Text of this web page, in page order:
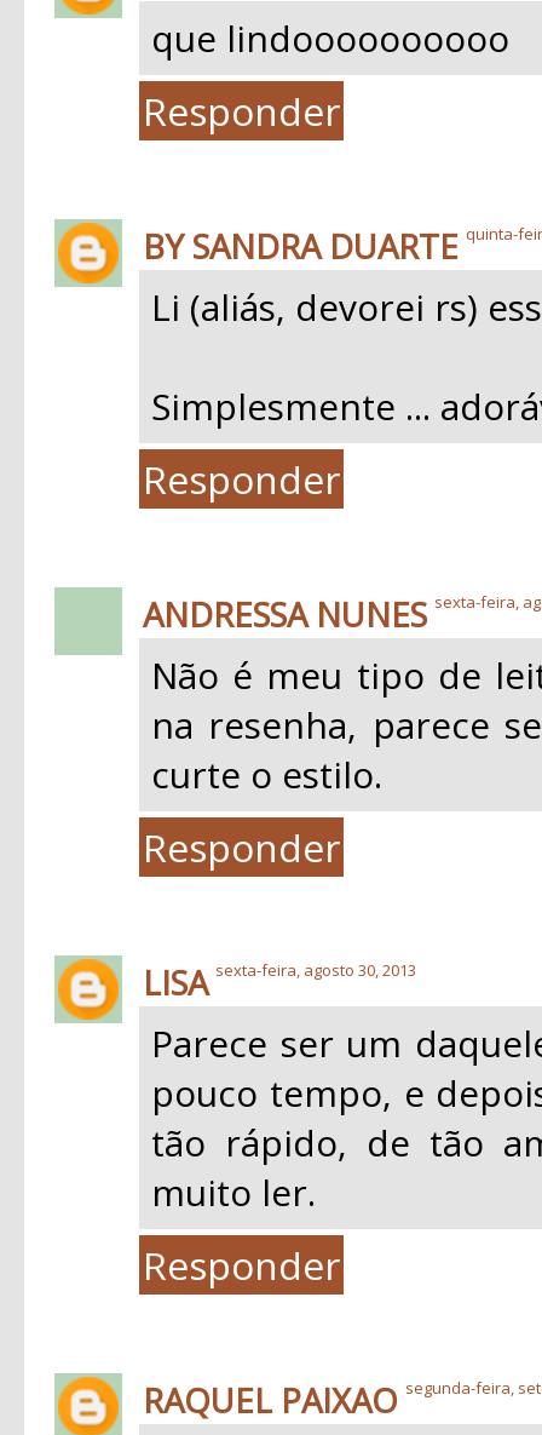
que lindoooooooooo
Responder
BY SANDRA DUARTE quinta-
Li (aliás, devorei rs)
Simplesmente ...
Responder
ANDRESSA NUNES sexta-feira,
Não é meu tipo de
na resenha, parece
curte o estilo.
Responder
LISA sexta-feira, agosto 30, 2013
Parece ser um
pouco tempo, e
tão rápido, de tão
muito ler.
Responder
RAQUEL PAIXAO segunda-feira,